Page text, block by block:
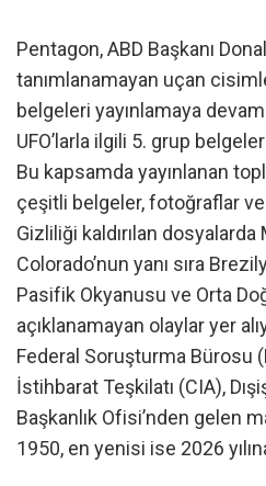
Pentagon, ABD Başkanı
tanımlanamayan uçan
belgeleri yayınlamaya
UFO’larla ilgili 5. grup
Bu kapsamda yayınlanan
çeşitli belgeler, fotoğraflar
Gizliliği kaldırılan dosyalarda
Colorado’nun yanı sıra
Pasifik Okyanusu ve Orta
açıklanamayan olaylar yer
Federal Soruşturma Bürosu
İstihbarat Teşkilatı (CIA),
Başkanlık Ofisi’nden gelen
1950, en yenisi ise 2026